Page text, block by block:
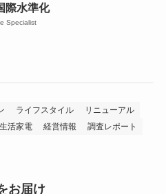
際水準化
Specialist
ライフスタイル
リニューアル
生活家電 経営情報
調査レポート
お届け